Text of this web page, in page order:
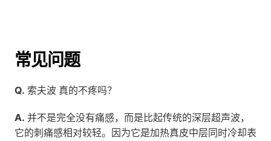
常见问题
Q. 索夫波 真的不疼吗？
A. 并不是完全没有痛感，而是比起传统的深层超声波，
它的刺痛感相对较轻。因为它是加热真皮中层同时冷却表